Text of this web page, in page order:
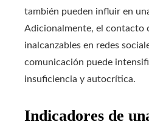
también pueden influir en
Adicionalmente, el contacto
inalcanzables en redes
comunicación puede
insuficiencia y autocrítica.
Indicadores de